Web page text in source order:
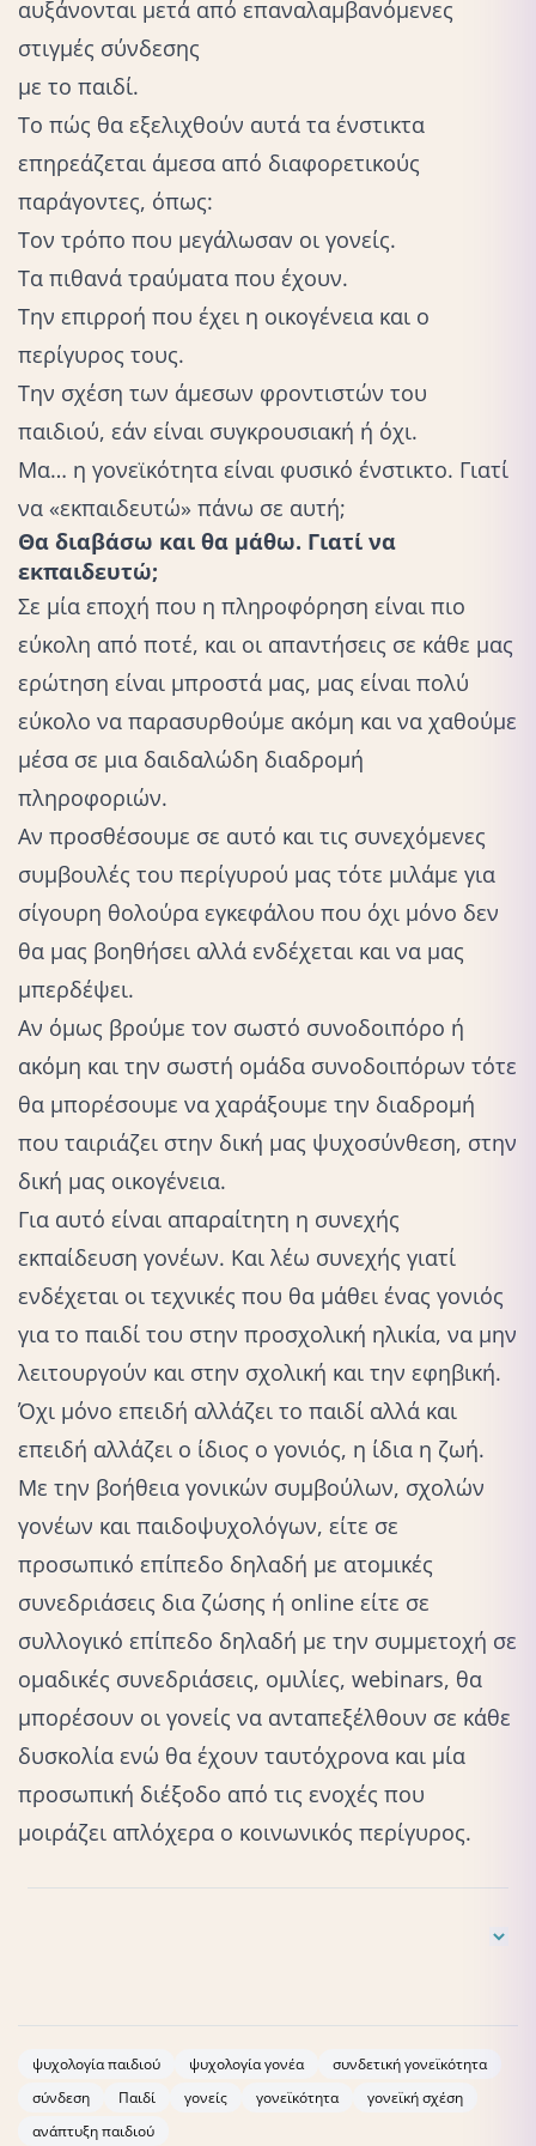
αυξάνονται μετά από επαναλαμβανόμενες
στιγμές σύνδεσης
με το παιδί.
Το πώς θα εξελιχθούν αυτά τα ένστικτα
επηρεάζεται άμεσα από διαφορετικούς
παράγοντες, όπως:
Τον τρόπο που μεγάλωσαν οι γονείς.
Τα πιθανά τραύματα που έχουν.
Την επιρροή που έχει η οικογένεια και ο
περίγυρος τους.
Την σχέση των άμεσων φροντιστών του
παιδιού, εάν είναι συγκρουσιακή ή όχι.
Μα… η γονεϊκότητα είναι φυσικό ένστικτο. Γιατί
να «εκπαιδευτώ» πάνω σε αυτή;
Θα διαβάσω και θα μάθω. Γιατί να
εκπαιδευτώ;
Σε μία εποχή που η πληροφόρηση είναι πιο
εύκολη από ποτέ, και οι απαντήσεις σε κάθε μας
ερώτηση είναι μπροστά μας, μας είναι πολύ
εύκολο να παρασυρθούμε ακόμη και να χαθούμε
μέσα σε μια δαιδαλώδη διαδρομή
πληροφοριών.
Αν προσθέσουμε σε αυτό και τις συνεχόμενες
συμβουλές του περίγυρού μας τότε μιλάμε για
σίγουρη θολούρα εγκεφάλου που όχι μόνο δεν
θα μας βοηθήσει αλλά ενδέχεται και να μας
μπερδέψει.
Αν όμως βρούμε τον σωστό συνοδοιπόρο ή
ακόμη και την σωστή ομάδα συνοδοιπόρων τότε
θα μπορέσουμε να χαράξουμε την διαδρομή
που ταιριάζει στην δική μας ψυχοσύνθεση, στην
δική μας οικογένεια.
Για αυτό είναι απαραίτητη η συνεχής
εκπαίδευση γονέων. Και λέω συνεχής γιατί
ενδέχεται οι τεχνικές που θα μάθει ένας γονιός
για το παιδί του στην προσχολική ηλικία, να μην
λειτουργούν και στην σχολική και την εφηβική.
Όχι μόνο επειδή αλλάζει το παιδί αλλά και
επειδή αλλάζει ο ίδιος ο γονιός, η ίδια η ζωή.
Με την βοήθεια γονικών συμβούλων, σχολών
γονέων και παιδοψυχολόγων, είτε σε
προσωπικό επίπεδο δηλαδή με ατομικές
συνεδριάσεις δια ζώσης ή online είτε σε
συλλογικό επίπεδο δηλαδή με την συμμετοχή σε
ομαδικές συνεδριάσεις, ομιλίες, webinars, θα
μπορέσουν οι γονείς να ανταπεξέλθουν σε κάθε
δυσκολία ενώ θα έχουν ταυτόχρονα και μία
προσωπική διέξοδο από τις ενοχές που
μοιράζει απλόχερα ο κοινωνικός περίγυρος.
trends/2023/01/24/parenting-in-america-
instinctInt J Qual Stud Health Well-being.2018; 13(1):
1490621.Published online 2018 Jul 5. doi:
10.1080/17482631.2018.1490621
ψυχολογία παιδιού ψυχολογία γονέα
συνδετική γονεϊκότητα
σύνδεση
Παιδί γονείς γονεϊκότητα
γονεϊκή σχέση
ανάπτυξη παιδιού